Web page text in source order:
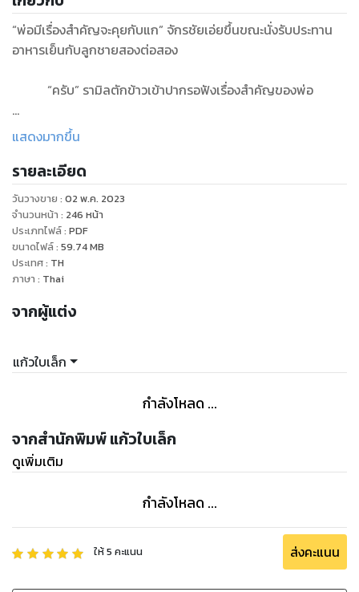
“พ่อมีเรื่องสำคัญจะคุยกับแก” จักรชัยเอ่ยขึ้นขณะนั่งรับประทาน
อาหารเย็นกับลูกชายสองต่อสอง
“ครับ” รามิลตักข้าวเข้าปากรอฟังเรื่องสำคัญของพ่อ
แม่ของรามิลเป็นชาวอังกฤษ หย่าขาดกับพ่อของเขาตั้งแต่เขาอายุ
แม่ของเขาก็คอยแวะมาเยี่ยมเยือนลูกชายตลอด จนเขาเรียนจบ
ปริญญาตรี พอเรียนต่อปริญญาโทรามิลก็ย้ายไปเรียนที่อังกฤษ
กับแม่ หลังจากเรียนจบก็กลับมาทำงานกับพ่อตามเดิม
ส่วนจักรชัยก็ครองตัวเป็นโสดเป็นคุณพ่อเลี้ยงเดี่ยวที่หล่อรวยและ
สุขภาพดี จนดูไม่ออกเลยว่าตอนนี้เขาอายุห้าสิบห้าแล้ว มองแค่
มองลูกชายอย่างคาดหวัง จักรชัยรู้ว่ามันเป็นเรื่องยากและละเอียด
อ่อนมากสำหรับผู้ชายที่ยอมครองตัวเป็นโสดมาจนอายุสามสิบปี
เดียวจักรชัยจึงอยากมีหลานน้อยกับเขาบ้าง
“เขาเป็นใครครับ?” ถามเสียงเรียบ แต่มีคำตอบในใจอยู่แล้ว
อุตส่าห์ครองโสดมาตั้งนานจะให้มาแต่งงานง่ายๆมันใช่เรื่องที่ไหน
“ทำไมผมต้องแต่งด้วยครับ” เอาแล้วไงได้ยินคำถามแบบนี้
แสดงมากขึ้น
รายละเอียด
วันวางขาย : 02 พ.ค. 2023
จำนวนหน้า : 246 หน้า
ประเภทไฟล์: PDF
ขนาดไฟล์: 59.74MB
ประเทศ: TH
ภาษา : Thai
จากผู้แต่ง
แก้วใบเล็ก
กำลังโหลด ...
จากสำนักพิมพ์ แก้วใบเล็ก
ดูเพิ่มเติม
กำลังโหลด ...
ให้5 คะแนน ส่งคะแนน